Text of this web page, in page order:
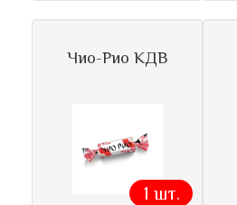
Чио-Рио КДВ
1 шт.